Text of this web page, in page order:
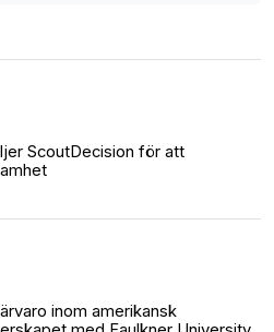
ScoutDecision för att
inom amerikansk